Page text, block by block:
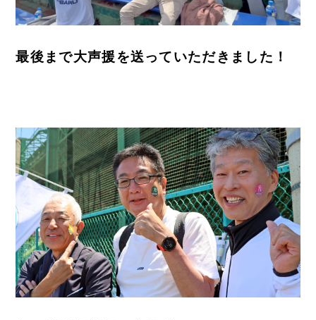
最後まで大声援を送っていただきました！